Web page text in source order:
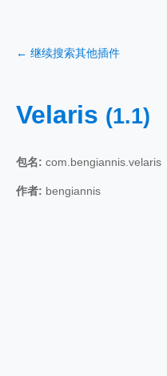
← 继续搜索其他插件
Velaris (1.1)
包名: com.bengiannis.velaris
作者: bengiannis